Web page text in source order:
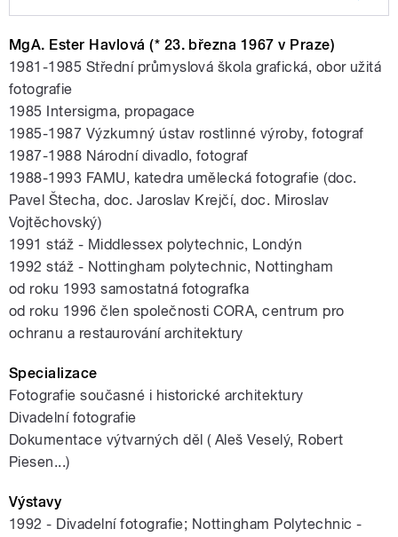
pause
MgA. Ester Havlová (* 23. března 1967 v Praze)
1981-1985 Střední průmyslová škola grafická, obor užitá
fotografie
1985 Intersigma, propagace
1985-1987 Výzkumný ústav rostlinné výroby, fotograf
1987-1988 Národní divadlo, fotograf
1988-1993 FAMU, katedra umělecká fotografie (doc.
Pavel Štecha, doc. Jaroslav Krejčí, doc. Miroslav
Vojtěchovský)
1991 stáž - Middlessex polytechnic, Londýn
1992 stáž - Nottingham polytechnic, Nottingham
od roku 1993 samostatná fotografka
od roku 1996 člen společnosti CORA, centrum pro
ochranu a restaurování architektury
Specializace
Fotografie současné i historické architektury
Divadelní fotografie
Dokumentace výtvarných děl ( Aleš Veselý, Robert
Piesen...)
Výstavy
1992 - Divadelní fotografie; Nottingham Polytechnic -